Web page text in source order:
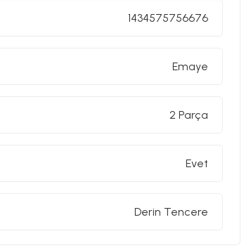
1434575756676
Emaye
2 Parça
Evet
Derin Tencere